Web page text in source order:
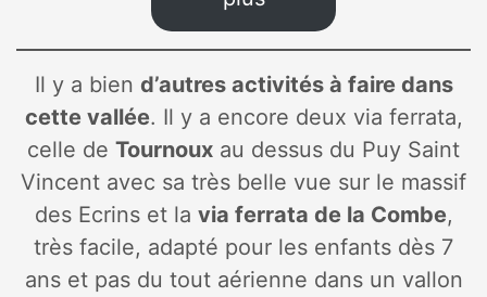
Il y a bien d’autres activités à faire dans
cette vallée. Il y a encore deux via ferrata,
celle de Tournoux au dessus du Puy Saint
Vincent avec sa très belle vue sur le massif
des Ecrins et la via ferrata de la Combe,
très facile, adapté pour les enfants dès 7
ans et pas du tout aérienne dans un vallon